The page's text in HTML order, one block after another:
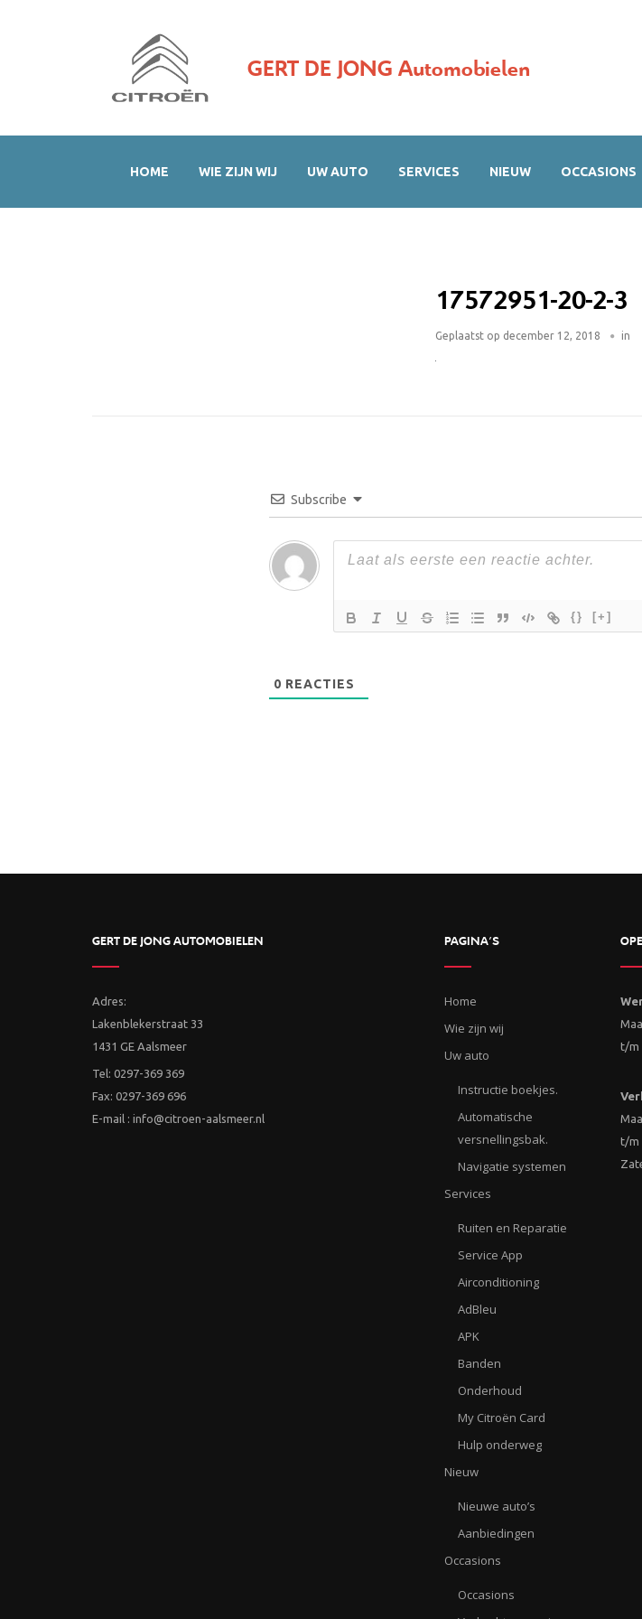
GERT DE JONG Automobielen
HOME WIE ZIJN WIJ UW AUTO SERVICES NIEUW OCCASIONS
17572951-20-2-3
Geplaatst op december 12, 2018 in
Subscribe
{} [+]
0 REACTIES
GERT DE JONG AUTOMOBIELEN
Adres:
Lakenblekerstraat 33
1431 GE Aalsmeer
Tel: 0297-369 369
Fax: 0297-369 696
E-mail : info@citroen-aalsmeer.nl
PAGINA’S
Home
Wie zijn wij
Uw auto
Instructie boekjes.
Automatische
versnellingsbak.
Navigatie systemen
Services
Ruiten en Reparatie
Service App
Airconditioning
AdBleu
APK
Banden
Onderhoud
My Citroën Card
Hulp onderweg
Nieuw
Nieuwe auto’s
Aanbiedingen
Occasions
Occasions
t/m
t/m